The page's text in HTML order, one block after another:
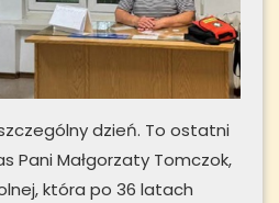
dzień. To ostatni
Pani Małgorzaty Tomczok,
która po 36 latach